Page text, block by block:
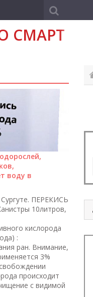
СМАРТ
воду в
ПЕРЕКИСЬ
10литров,
кислорода
:
ран. Внимание,
3%
происходит
с видимой